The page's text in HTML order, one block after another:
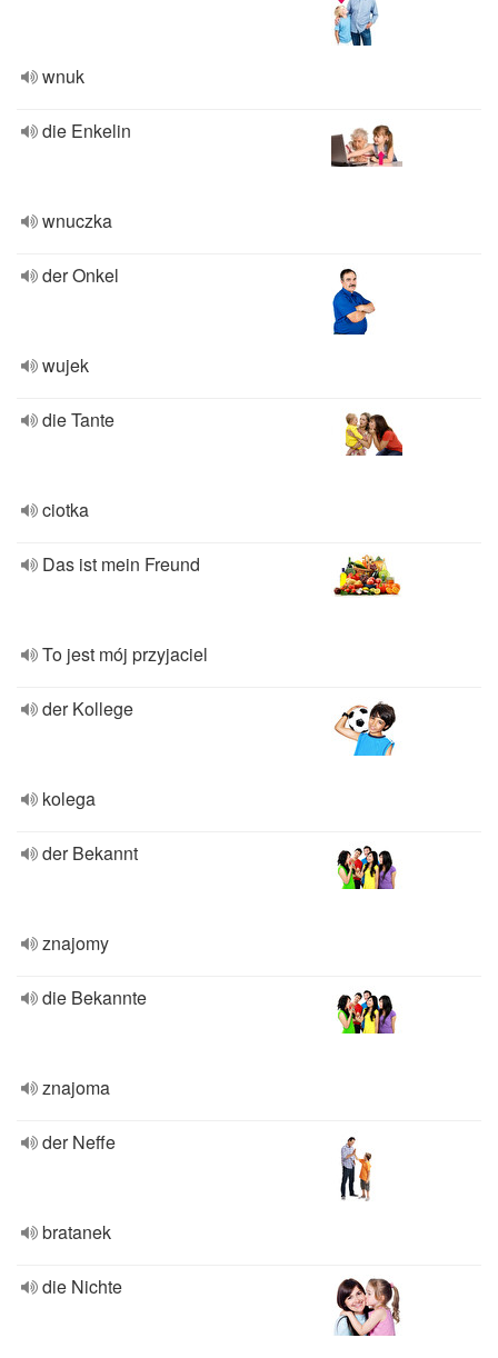
wnuk
die Enkelin
wnuczka
der Onkel
wujek
die Tante
ciotka
Das ist mein Freund
To jest mój przyjaciel
der Kollege
kolega
der Bekannt
znajomy
die Bekannte
znajoma
der Neffe
bratanek
die Nichte